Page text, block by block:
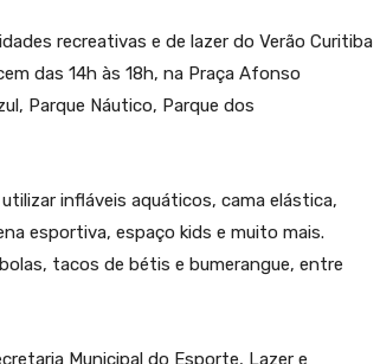
recreativas e de lazer do Verão Curitiba
das 14h às 18h, na Praça Afonso
Parque Náutico, Parque dos
infláveis aquáticos, cama elástica,
esportiva, espaço kids e muito mais.
tacos de bétis e bumerangue, entre
Municipal do Esporte, Lazer e